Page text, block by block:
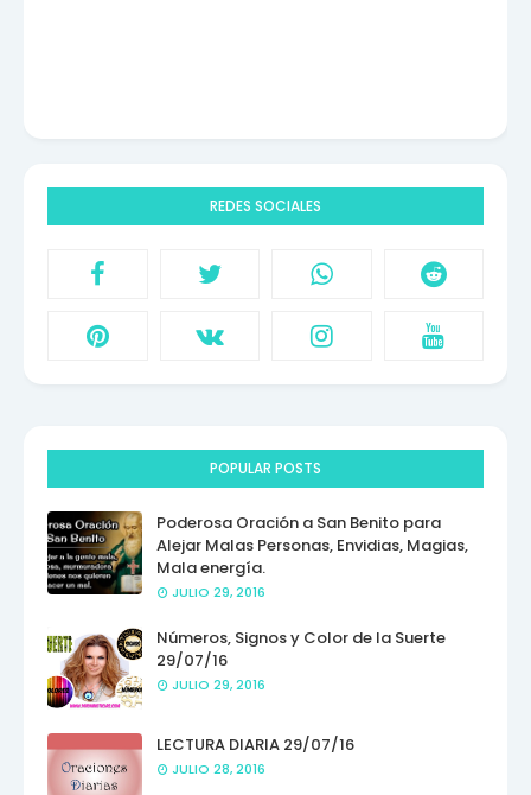
REDES SOCIALES
POPULAR POSTS
Poderosa Oración a San Benito para
Alejar Malas Personas, Envidias, Magias,
Mala energía.
JULIO 29, 2016
Números, Signos y Color de la Suerte
29/07/16
JULIO 29, 2016
LECTURA DIARIA 29/07/16
JULIO 28, 2016